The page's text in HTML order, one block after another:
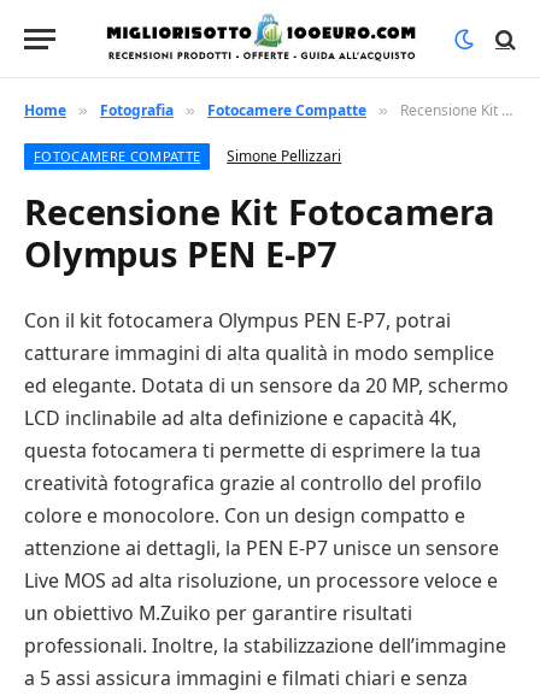
Home » Fotografia » Fotocamere Compatte » Recensione Kit Fotocamera Olympus PEN E-P7
FOTOCAMERE COMPATTE Simone Pellizzari
Recensione Kit Fotocamera
Olympus PEN E-P7
Con il kit fotocamera Olympus PEN E-P7, potrai
catturare immagini di alta qualità in modo semplice
ed elegante. Dotata di un sensore da 20 MP, schermo
LCD inclinabile ad alta definizione e capacità 4K,
questa fotocamera ti permette di esprimere la tua
creatività fotografica grazie al controllo del profilo
colore e monocolore. Con un design compatto e
attenzione ai dettagli, la PEN E-P7 unisce un sensore
Live MOS ad alta risoluzione, un processore veloce e
un obiettivo M.Zuiko per garantire risultati
professionali. Inoltre, la stabilizzazione dell’immagine
a 5 assi assicura immagini e filmati chiari e senza